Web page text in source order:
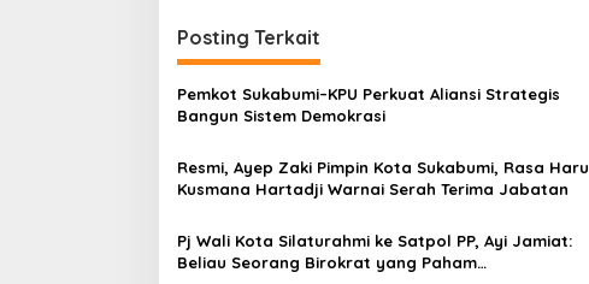
i
g
a
s
i
p
s
Posting Terkait
Pemkot Sukabumi–KPU Perkuat Aliansi Strategis
Bangun Sistem Demokrasi
Resmi, Ayep Zaki Pimpin Kota Sukabumi, Rasa Haru
Kusmana Hartadji Warnai Serah Terima Jabatan
Pj Wali Kota Silaturahmi ke Satpol PP, Ayi Jamiat:
Beliau Seorang Birokrat yang Paham